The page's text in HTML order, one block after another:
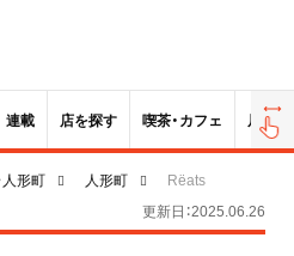
連載 店を探す 喫茶・カフェ 居酒屋
人形町 人形町
Rëats
更新日：2025.06.26